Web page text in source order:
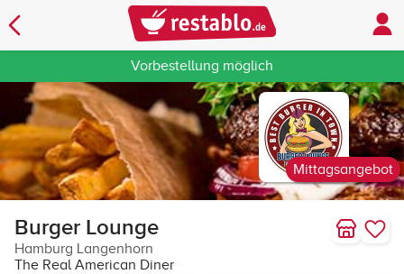
Vorbestellung möglich
Mittagsangebot
Burger Lounge
Hamburg Langenhorn
The Real American Diner